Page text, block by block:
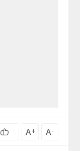
A+ A-